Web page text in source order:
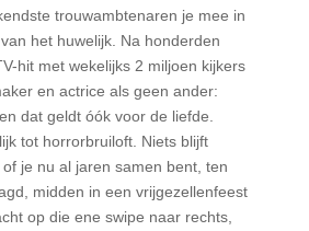
trouwambtenaren je mee in
het huwelijk. Na honderden
hit met wekelijks 2 miljoen kijkers
en actrice als geen ander:
dat geldt óók voor de liefde.
tot horrorbruiloft. Niets blijft
je nu al jaren samen bent, ten
midden in een vrijgezellenfeest
op die ene swipe naar rechts,